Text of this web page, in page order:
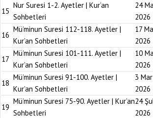
15
Nur Suresi 1-2. Ayetler | Kur’an
Sohbetleri
24
2026
16
Mü’minun Suresi 112-118. Ayetler |
Kur’an Sohbetleri
17
2026
17
Mü’minun Suresi 101-111. Ayetler |
Kur’an Sohbetleri
10
2026
18
Mü’minun Suresi 91-100. Ayetler |
Kur’an Sohbetleri
3
2026
19
Mü’minun Suresi 75-90. Ayetler | Kur’an
Sohbetleri
24
2026